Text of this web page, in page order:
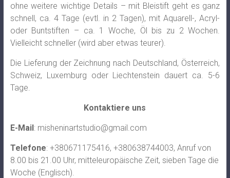
ohne weitere wichtige Details – mit Bleistift geht es ganz
schnell, ca. 4 Tage (evtl. in 2 Tagen), mit Aquarell-, Acryl-
oder Buntstiften – ca. 1 Woche, Öl bis zu 2 Wochen.
Vielleicht schneller (wird aber etwas teurer).
Die Lieferung der Zeichnung nach Deutschland, Österreich,
Schweiz, Luxemburg oder Liechtenstein dauert ca. 5-6
Tage.
Kontaktiere uns
E-Mail: misheninartstudio@gmail.com
Telefone: +380671175416, +380638744003, Anruf von
8.00 bis 21.00 Uhr, mitteleuropäische Zeit, sieben Tage die
Woche (Englisch).